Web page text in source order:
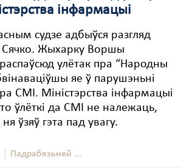
інфармацыі
судзе адбыўся разгляд
Сячко. Жыхарку Воршы
улётак пра “Народны
яе ў парушэньні
СМІ. Міністэрства інфармацыі
ўлёткі да СМІ не належаць,
ўзяў гэта пад увагу.
Падрабязьней ...